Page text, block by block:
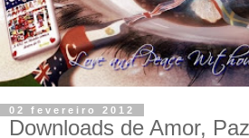
02 fevereiro 2012
Downloads de Amor,